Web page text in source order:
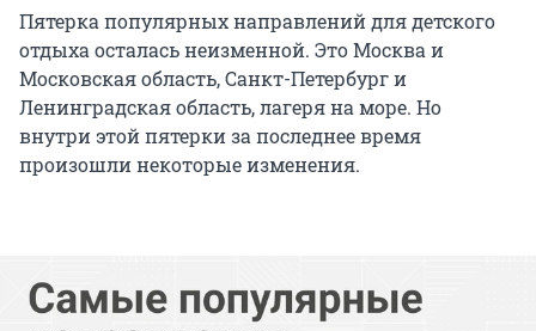
Пятерка популярных направлений для детского
отдыха осталась неизменной. Это Москва и
Московская область, Санкт-Петербург и
Ленинградская область, лагеря на море. Но
внутри этой пятерки за последнее время
произошли некоторые изменения.